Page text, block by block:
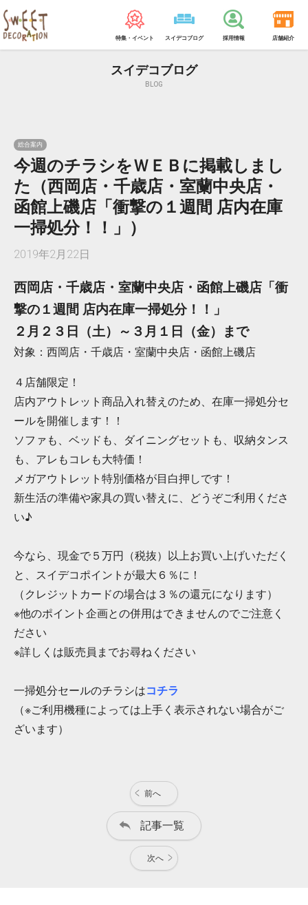
特集・イベント スイデコブログ 採用情報 店舗紹介
スイデコブログ
BLOG
総合案内
今週のチラシをＷＥＢに掲載しまし
た（西岡店・千歳店・室蘭中央店・
函館上磯店「衝撃の１週間 店内在庫
一掃処分！！」）
2019年2月22日
西岡店・千歳店・室蘭中央店・函館上磯店「衝
撃の１週間 店内在庫一掃処分！！」
２月２３日（土）～３月１日（金）まで
対象：西岡店・千歳店・室蘭中央店・函館上磯店
４店舗限定！
店内アウトレット商品入れ替えのため、在庫一掃処分セ
ールを開催します！！
ソファも、ベッドも、ダイニングセットも、収納タンス
も、アレもコレも大特価！
メガアウトレット特別価格が目白押しです！
新生活の準備や家具の買い替えに、どうぞご利用くださ
い♪
今なら、現金で５万円（税抜）以上お買い上げいただく
と、スイデコポイントが最大６％に！
（クレジットカードの場合は３％の還元になります）
※他のポイント企画との併用はできませんのでご注意く
ださい
※詳しくは販売員までお尋ねください
一掃処分セールのチラシはコチラ
（※ご利用機種によっては上手く表示されない場合がご
ざいます）
前へ
記事一覧
次へ